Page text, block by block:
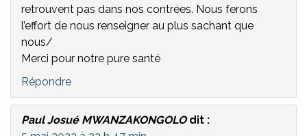
retrouvent pas dans nos contrées. Nous ferons
l’effort de nous renseigner au plus sachant que
nous/
Merci pour notre pure santé
Répondre
Paul Josué MWANZAKONGOLO dit :